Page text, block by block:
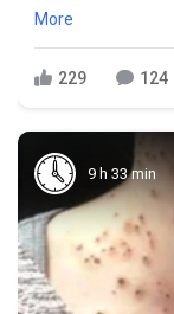
More
229 124
9 h 33 min